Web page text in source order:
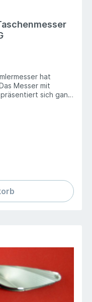
hat
sich ganz